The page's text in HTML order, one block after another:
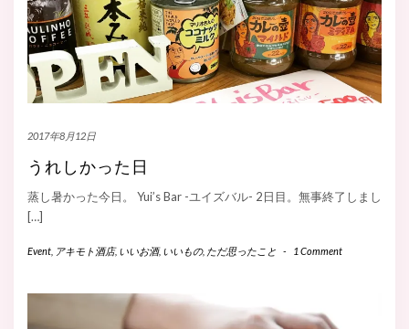
2017年8月12日
うれしかった日
蒸し暑かった今日。 Yui’s Bar -ユイズバル- 2日目。無事終了しまし
[…]
Event アキモト酒店, いいお酒, いいもの, ただ思ったこと - 1 Comment